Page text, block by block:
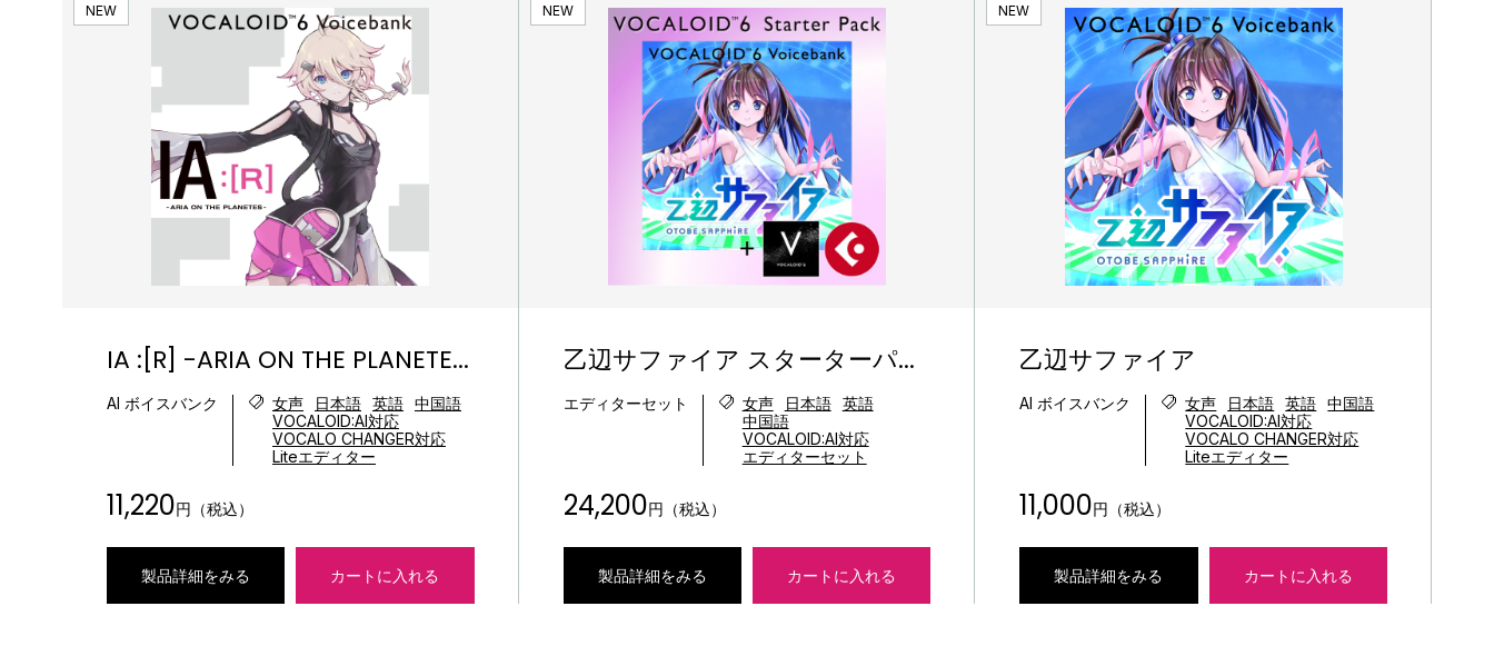
NEW
IA :[R] -ARIA ON THE PLANETE...
AI ボイスバンク 女声 日本語 英語 中国語
VOCALOID:AI対応
VOCALO CHANGER対応
Liteエディター
11,220円（税込）
製品詳細をみる カートに入れる
NEW
乙辺サファイア スターターパ...
エディターセット 女声 日本語
英語
中国語
VOCALOID:AI対応
エディターセット
24,200円（税込）
製品詳細をみる カートに入れる
NEW
乙辺サファイア
AI ボイスバンク 女声 日本語 英語
中国語
VOCALOID:AI対応
VOCALO CHANGER対応
Liteエディター
11,000円（税込）
製品詳細をみる カートに入れる